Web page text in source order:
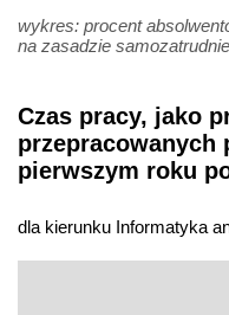
wykres: procent
na zasadzie
Czas pracy, jako
przepracowanych
pierwszym roku
dla kierunku Informatyka